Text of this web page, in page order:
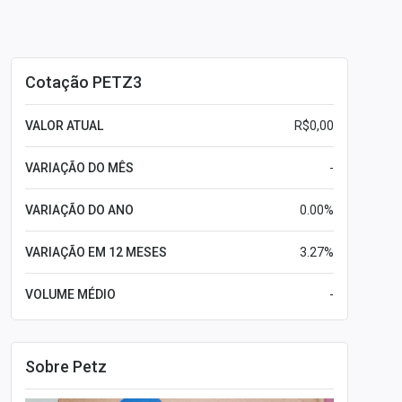
Cotação PETZ3
VALOR ATUAL R$0,00
VARIAÇÃO DO MÊS -
VARIAÇÃO DO ANO 0.00%
VARIAÇÃO EM 12 MESES 3.27%
VOLUME MÉDIO -
Sobre Petz